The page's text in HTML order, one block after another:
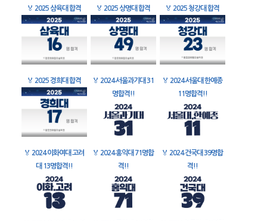
🏅 2025 삼육대 합격 🏅 2025 상명대 합격 🏅 2025 청강대 합격
🏅 2025 경희대 합격 🏅 2024 서울과기대 31
명합격!!
🏅 2024 서울대 한예종
11명합격!!
🏅 2024 이화여대 고려
대 13명합격!!
🏅 2024 홍익대 71명합
격!!
🏅 2024 건국대 39명합
격!!